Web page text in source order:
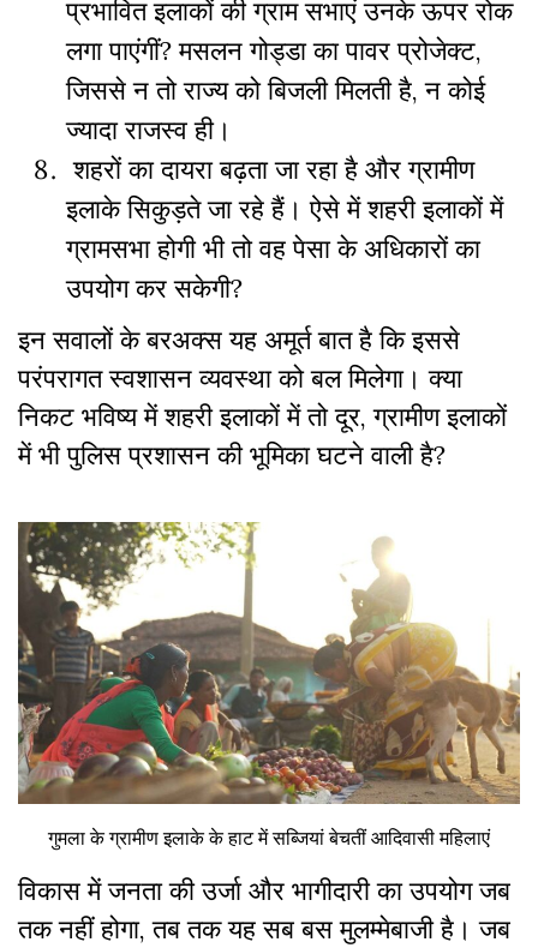
प्रभावित इलाकों की ग्राम सभाएं उनके ऊपर रोक
लगा पाएंगीं? मसलन गोड्डा का पावर प्रोजेक्ट,
जिससे न तो राज्य को बिजली मिलती है, न कोई
ज्यादा राजस्व ही।
शहरों का दायरा बढ़ता जा रहा है और ग्रामीण
इलाके सिकुड़ते जा रहे हैं। ऐसे में शहरी इलाकों में
ग्रामसभा होगी भी तो वह पेसा के अधिकारों का
उपयोग कर सकेगी?
इन सवालों के बरअक्स यह अमूर्त बात है कि इससे
परंपरागत स्वशासन व्यवस्था को बल मिलेगा। क्या
निकट भविष्य में शहरी इलाकों में तो दूर, ग्रामीण इलाकों
में भी पुलिस प्रशासन की भूमिका घटने वाली है?
गुमला के ग्रामीण इलाके के हाट में सब्जियां बेचतीं आदिवासी महिलाएं
विकास में जनता की उर्जा और भागीदारी का उपयोग जब
तक नहीं होगा, तब तक यह सब बस मुलम्मेबाजी है। जब